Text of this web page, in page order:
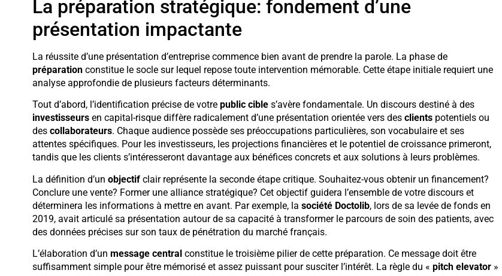
La préparation stratégique: fondement d’une
présentation impactante
La réussite d’une présentation d’entreprise commence bien avant de prendre la parole. La phase de
préparationconstitue le socle sur lequel repose toute intervention mémorable. Cette étape initiale requiert une
analyse approfondie de plusieurs facteurs déterminants.
Tout d’abord, l’identification précise de votre public cibles’avère fondamentale. Un discours destiné à des
investisseursen capital-risque diffère radicalement d’une présentation orientée vers des clientspotentiels ou
des collaborateurs. Chaque audience possède ses préoccupations particulières, son vocabulaire et ses
attentes spécifiques. Pour les investisseurs, les projections financières et le potentiel de croissance primeront,
tandis que les clients s’intéresseront davantage aux bénéfices concrets et aux solutions à leurs problèmes.
La définition d’un objectifclair représente la seconde étape critique. Souhaitez-vous obtenir un financement?
Conclure une vente? Former une alliance stratégique? Cet objectif guidera l’ensemble de votre discours et
déterminera les informations à mettre en avant. Par exemple, la société Doctolib, lors de sa levée de fonds en
2019, avait articulé sa présentation autour de sa capacité à transformer le parcours de soin des patients, avec
des données précises sur son taux de pénétration du marché français.
L’élaboration d’un message centralconstitue le troisième pilier de cette préparation. Ce message doit être
suffisamment simple pour être mémorisé et assez puissant pour susciter l’intérêt. La règle du « pitch elevator»